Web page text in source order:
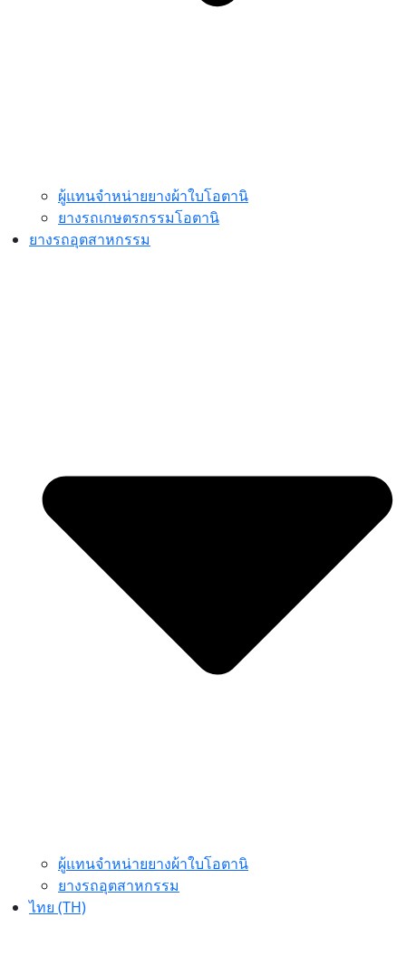
ผู้แทนจำหน่ายยางผ้าใบโอตานิ
ยางรถเกษตรกรรมโอตานิ
ยางรถอุตสาหกรรม
ผู้แทนจำหน่ายยางผ้าใบโอตานิ
ยางรถอุตสาหกรรม
ไทย (TH)